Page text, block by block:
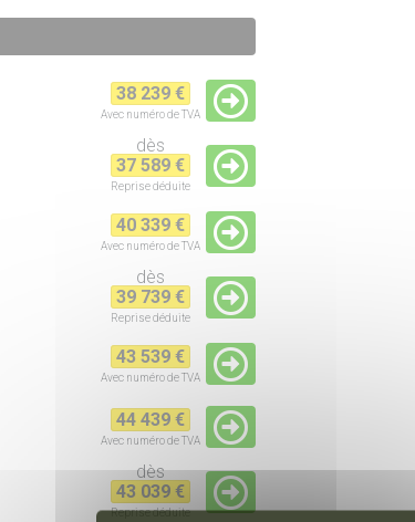
38 239 €
Avec numéro de TVA
dès
37 589 €
Reprisedéduite
40 339 €
Avec numéro de TVA
dès
39 739 €
Reprisedéduite
43 539 €
Avec numéro de TVA
44 439 €
Avec numéro de TVA
dès
43 039 €
Reprisedéduite